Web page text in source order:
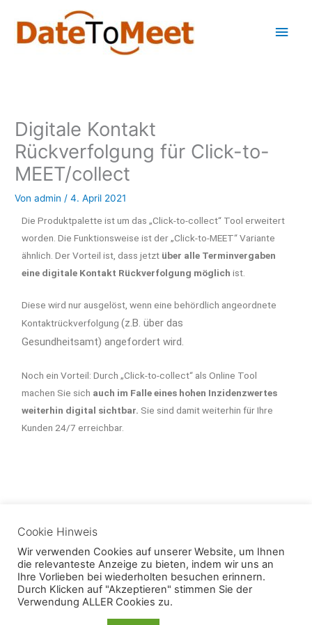
Inhalt
springen
Digitale Kontakt
Rückverfolgung für Click-to-
MEET/collect
Vonadmin /4. April 2021
Die Produktpalette ist um das „Click-to-collect“ Tool erweitert
worden. Die Funktionsweise ist der „Click-to-MEET“ Variante
ähnlich. Der Vorteil ist, dass jetzt über alle Terminvergaben
eine digitale Kontakt Rückverfolgung möglich ist.
Diese wird nur ausgelöst, wenn eine behördlich angeordnete
Kontaktrückverfolgung(z.B. über das
Gesundheitsamt) angefordert wird.
Noch ein Vorteil: Durch „Click-to-collect“ als Online Tool
machen Sie sich auch im Falle eines hohen Inzidenzwertes
weiterhin digital sichtbar. Sie sind damit weiterhin für Ihre
Kunden 24/7 erreichbar.
Vorheriger Beitrag
Cookie Hinweis
Wir verwenden Cookies auf unserer Website, um Ihnen
die relevanteste Anzeige zu bieten, indem wir uns an
Ihre Vorlieben bei wiederholten besuchen erinnern.
Durch Klicken auf "Akzeptieren" stimmen Sie der
Verwendung ALLER Cookies zu.